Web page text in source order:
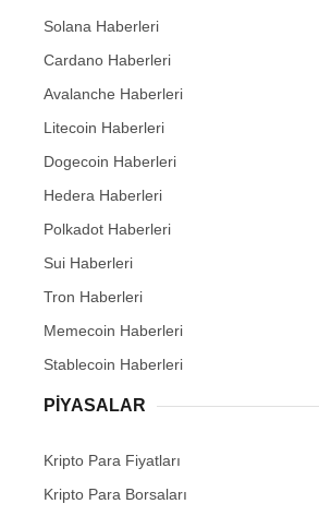
Solana Haberleri
Cardano Haberleri
Avalanche Haberleri
Litecoin Haberleri
Dogecoin Haberleri
Hedera Haberleri
Polkadot Haberleri
Sui Haberleri
Tron Haberleri
Memecoin Haberleri
Stablecoin Haberleri
PIYASALAR
Kripto Para Fiyatları
Kripto Para Borsaları